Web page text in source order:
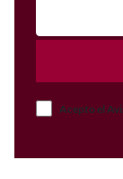
Acepto el